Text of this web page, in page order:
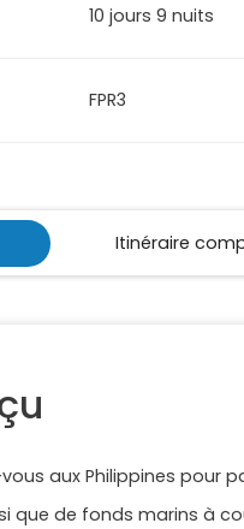
10 jours 9 nuits
FPR3
Itinéraire
aux Philippines pour
que de fonds marins à